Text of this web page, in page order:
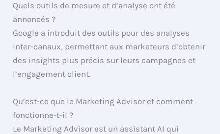
Quels outils de mesure et d’analyse ont été
annoncés ?
Google a introduit des outils pour des analyses
inter-canaux, permettant aux marketeurs d’obtenir
des insights plus précis sur leurs campagnes et
l’engagement client.
Qu’est-ce que le Marketing Advisor et comment
fonctionne-t-il ?
Le Marketing Advisor est un assistant AI qui